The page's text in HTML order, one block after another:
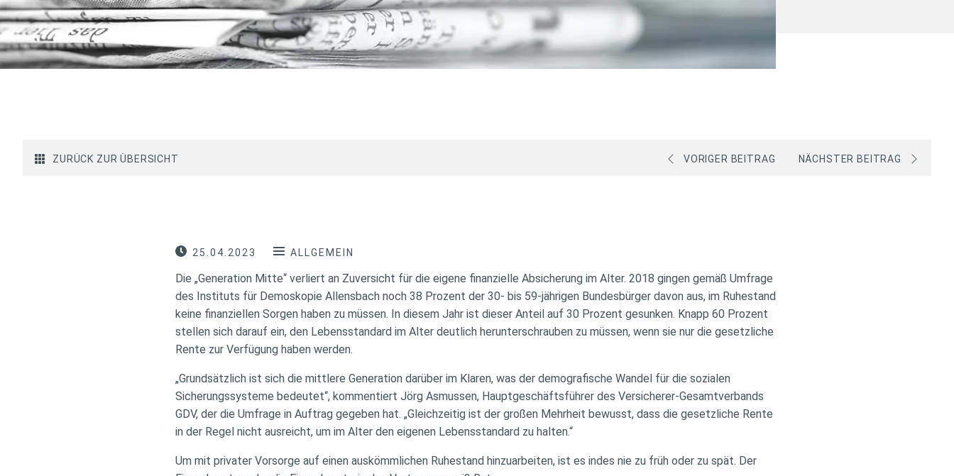
ZURÜCK ZUR ÜBERSICHT VORIGER BEITRAG NÄCHSTER BEITRAG
25.04.2023 ALLGEMEIN
Die „Generation Mitte“ verliert an Zuversicht für die eigene finanzielle Absicherung im Alter. 2018 gingen gemäß Umfrage
des Instituts für Demoskopie Allensbach noch 38 Prozent der 30- bis 59-jährigen Bundesbürger davon aus, im Ruhestand
keine finanziellen Sorgen haben zu müssen. In diesem Jahr ist dieser Anteil auf 30 Prozent gesunken. Knapp 60 Prozent
stellen sich darauf ein, den Lebensstandard im Alter deutlich herunterschrauben zu müssen, wenn sie nur die gesetzliche
Rente zur Verfügung haben werden.
„Grundsätzlich ist sich die mittlere Generation darüber im Klaren, was der demografische Wandel für die sozialen
Sicherungssysteme bedeutet“, kommentiert Jörg Asmussen, Hauptgeschäftsführer des Versicherer-Gesamtverbands
GDV, der die Umfrage in Auftrag gegeben hat. „Gleichzeitig ist der großen Mehrheit bewusst, dass die gesetzliche Rente
in der Regel nicht ausreicht, um im Alter den eigenen Lebensstandard zu halten.“
Um mit privater Vorsorge auf einen auskömmlichen Ruhestand hinzuarbeiten, ist es indes nie zu früh oder zu spät. Der